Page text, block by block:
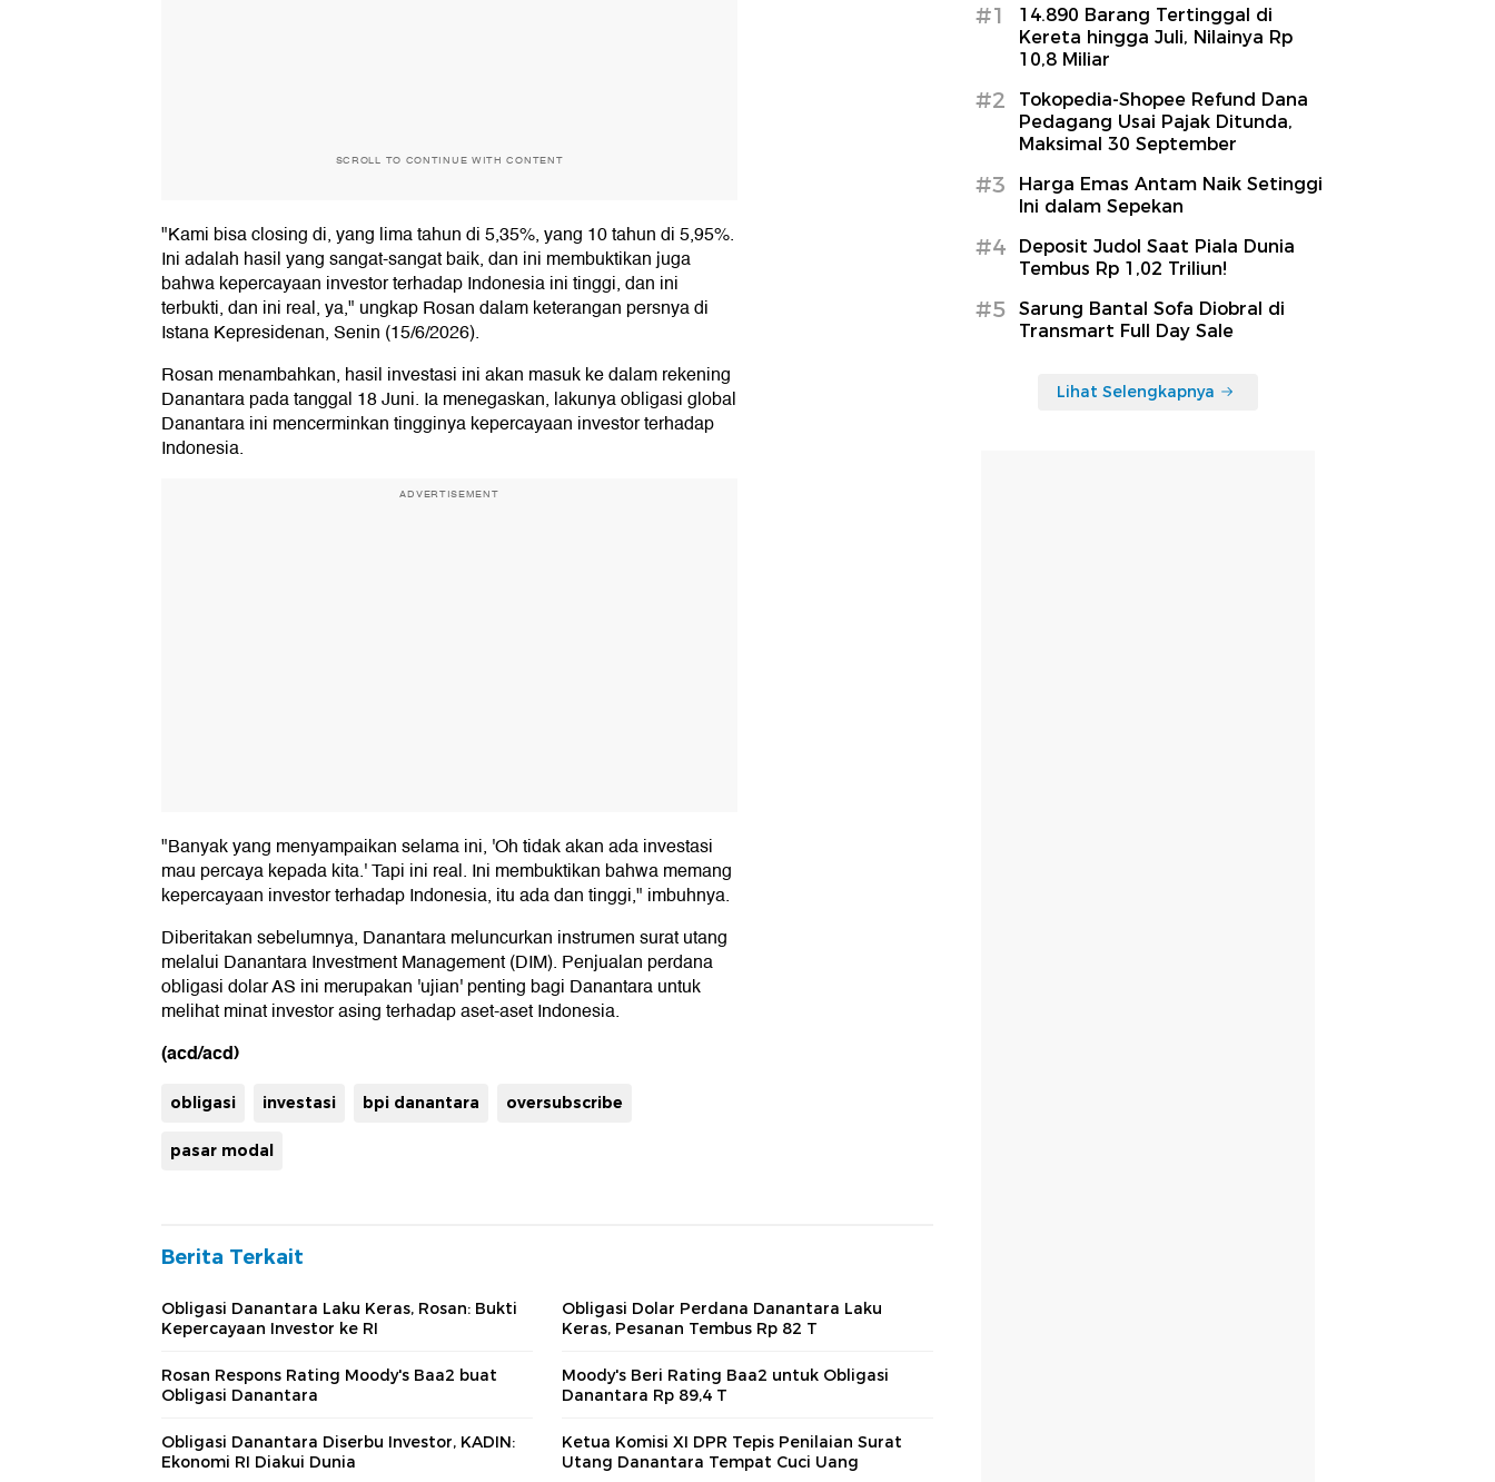
SCROLL TO CONTINUE WITH CONTENT
"Kami bisa closing di, yang lima tahun di 5,35%, yang 10 tahun di 5,95%.
Ini adalah hasil yang sangat-sangat baik, dan ini membuktikan juga
bahwa kepercayaan investor terhadap Indonesia ini tinggi, dan ini
terbukti, dan ini real, ya," ungkap Rosan dalam keterangan persnya di
Istana Kepresidenan, Senin (15/6/2026).
Rosan menambahkan, hasil investasi ini akan masuk ke dalam rekening
Danantara pada tanggal 18 Juni. Ia menegaskan, lakunya obligasi global
Danantara ini mencerminkan tingginya kepercayaan investor terhadap
Indonesia.
ADVERTISEMENT
"Banyak yang menyampaikan selama ini, 'Oh tidak akan ada investasi
mau percaya kepada kita.' Tapi ini real. Ini membuktikan bahwa memang
kepercayaan investor terhadap Indonesia, itu ada dan tinggi," imbuhnya.
Diberitakan sebelumnya, Danantara meluncurkan instrumen surat utang
melalui Danantara Investment Management (DIM). Penjualan perdana
obligasi dolar AS ini merupakan 'ujian' penting bagi Danantara untuk
melihat minat investor asing terhadap aset-aset Indonesia.
(acd/acd)
obligasi investasi bpi danantara oversubscribe
pasar modal
Berita Terkait
Obligasi Danantara Laku Keras, Rosan: Bukti
Kepercayaan Investor ke RI
Obligasi Dolar Perdana Danantara Laku
Keras, Pesanan Tembus Rp 82 T
Rosan Respons Rating Moody's Baa2 buat
Obligasi Danantara
Moody's Beri Rating Baa2 untuk Obligasi
Danantara Rp 89,4 T
Obligasi Danantara Diserbu Investor, KADIN:
Ekonomi RI Diakui Dunia
Ketua Komisi XI DPR Tepis Penilaian Surat
Utang Danantara Tempat Cuci Uang
#1
14.890 Barang Tertinggal di
Kereta hingga Juli, Nilainya Rp
10,8 Miliar
#2
Tokopedia-Shopee Refund Dana
Pedagang Usai Pajak Ditunda,
Maksimal 30 September
#3
Harga Emas Antam Naik Setinggi
Ini dalam Sepekan
#4
Deposit Judol Saat Piala Dunia
Tembus Rp 1,02 Triliun!
#5
Sarung Bantal Sofa Diobral di
Transmart Full Day Sale
Lihat Selengkapnya